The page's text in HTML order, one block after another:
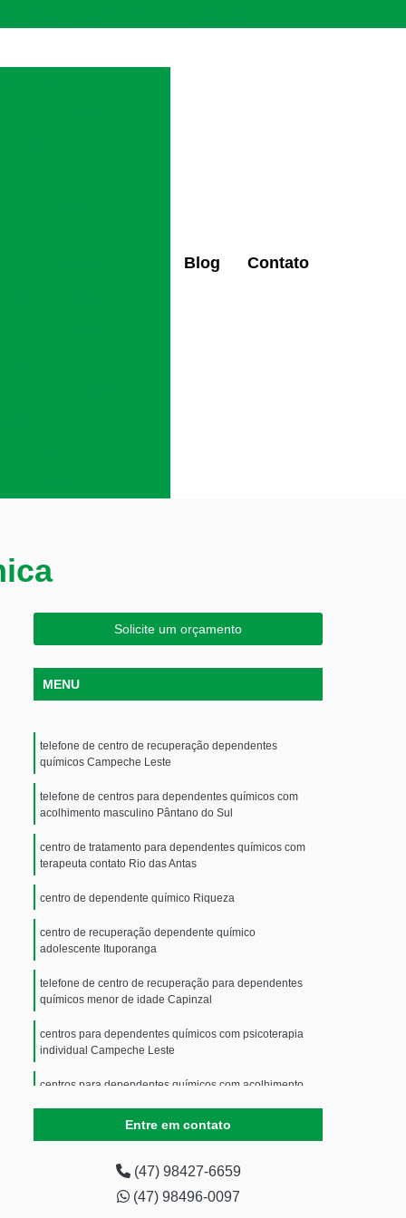
Blog Contato
Solicite um orçamento
MENU
telefone de centro de recuperação dependentes
químicos Campeche Leste
telefone de centros para dependentes químicos com
acolhimento masculino Pântano do Sul
centro de tratamento para dependentes químicos com
terapeuta contato Rio das Antas
centro de dependente químico Riqueza
centro de recuperação dependente químico
adolescente Ituporanga
telefone de centro de recuperação para dependentes
químicos menor de idade Capinzal
centros para dependentes químicos com psicoterapia
individual Campeche Leste
centros para dependentes químicos com acolhimento
masculino contato Santinho
Entre em contato
(47) 98427-6659
(47) 98496-0097